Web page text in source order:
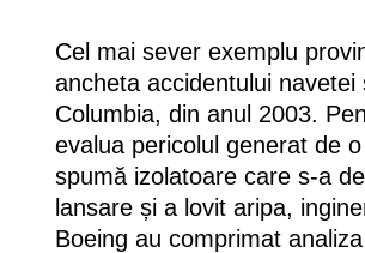
Cel mai sever exemplu
ancheta accidentului navetei
Columbia, din anul 2003.
evalua pericolul generat de
spumă izolatoare care s-a
lansare și a lovit aripa,
Boeing au comprimat